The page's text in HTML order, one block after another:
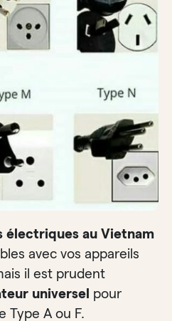
électriques au Vietnam
avec vos appareils
il est prudent
universel pour
Type A ou F.